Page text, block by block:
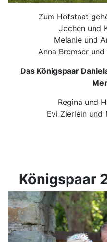
Zum Hofstaat
Jochen und
Melanie und
Anna Bremser
Das Königspaar
Regina und
Evi Zierlein und